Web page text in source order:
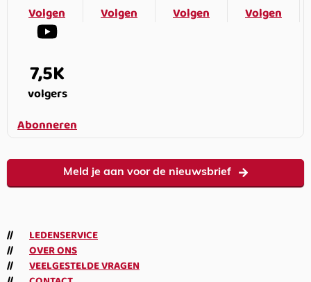
Volgen
Volgen
Volgen
Volgen
7,5K
volgers
Abonneren
Meld je aan voor de nieuwsbrief
LEDENSERVICE
OVER ONS
VEELGESTELDE VRAGEN